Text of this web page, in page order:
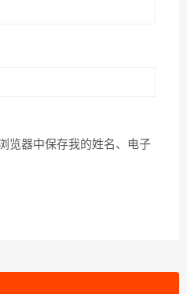
览器中保存我的姓名、电子